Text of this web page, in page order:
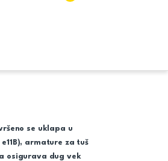
se uklapa u
armature za tuš
osigurava dug vek